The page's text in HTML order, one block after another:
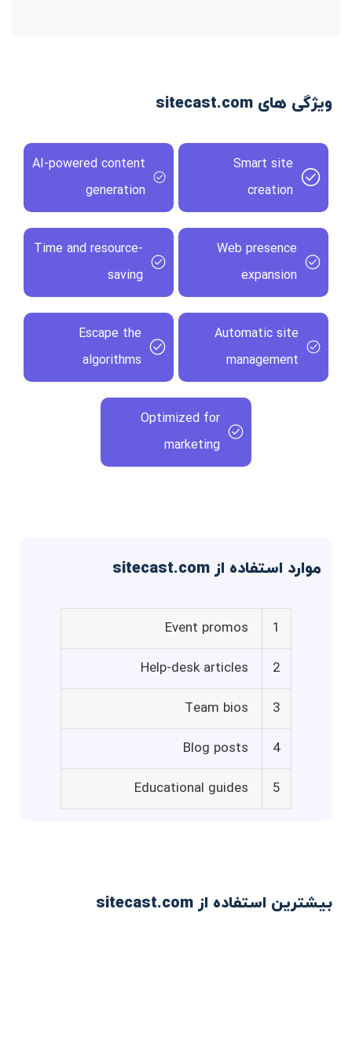
ویژگی های sitecast.com
Smart site
creation
AI-powered content
generation
Web presence
expansion
Time and resource-
saving
Automatic site
management
Escape the
algorithms
Optimized for
marketing
موارد استفاده از sitecast.com
1
Event promos
2
Help-desk articles
3
Team bios
4
Blog posts
5
Educational guides
بیشترین استفاده از sitecast.com